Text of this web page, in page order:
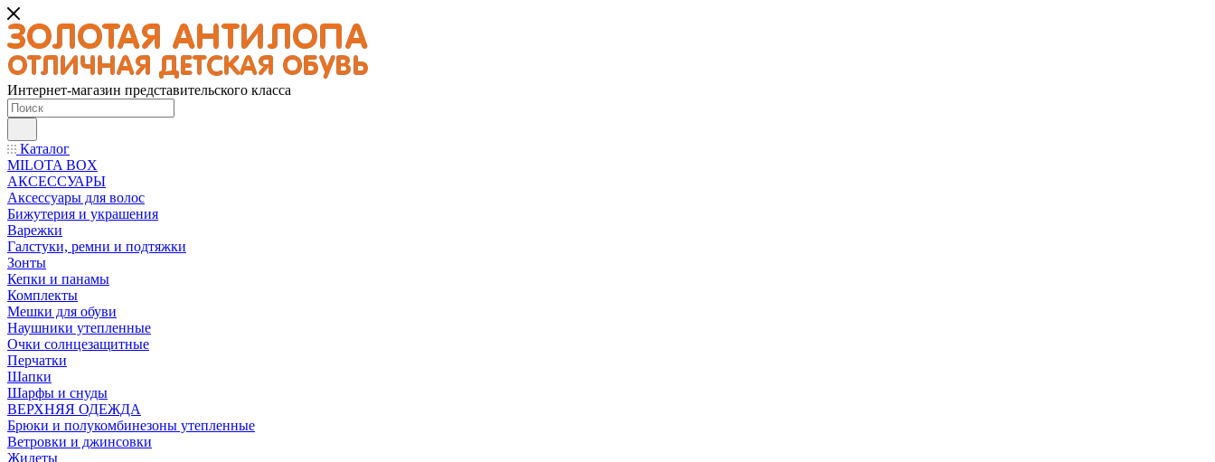
Интернет-магазин представительского класса
Каталог
MILOTA BOX
АКСЕССУАРЫ
Аксессуары для волос
Бижутерия и украшения
Варежки
Галстуки, ремни и подтяжки
Зонты
Кепки и панамы
Комплекты
Мешки для обуви
Наушники утепленные
Очки солнцезащитные
Перчатки
Шапки
Шарфы и снуды
ВЕРХНЯЯ ОДЕЖДА
Брюки и полукомбинезоны утепленные
Ветровки и джинсовки
Жилеты